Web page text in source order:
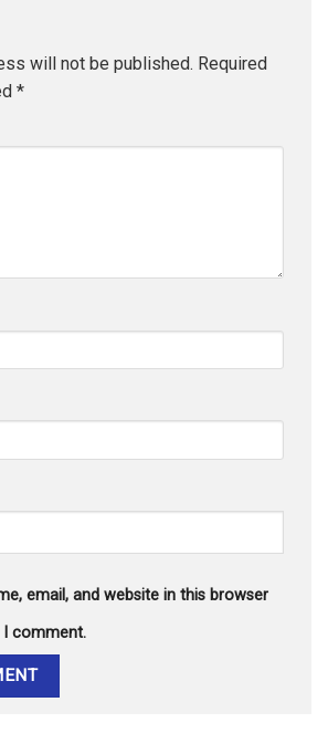
will not be published. Required
*
email, and website in this browser
comment.